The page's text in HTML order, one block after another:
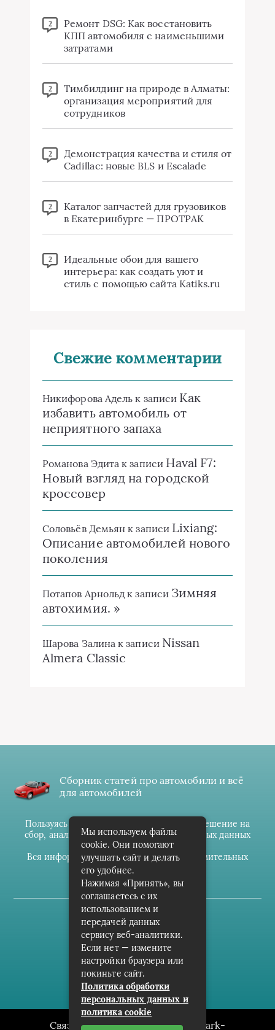
2
Ремонт DSG: Как восстановить
КПП автомобиля с наименьшими
затратами
2
Тимбилдинг на природе в Алматы:
организация мероприятий для
сотрудников
2
Демонстрация качества и стиля от
Cadillac: новые BLS и Escalade
2
Каталог запчастей для грузовиков
в Екатеринбурге — ПРОТРАК
2
Идеальные обои для вашего
интерьера: как создать уют и
стиль с помощью сайта Katiks.ru
Свежие комментарии
Никифорова Адель к записи Как
избавить автомобиль от
неприятного запаха
Романова Эдита к записи Haval F7:
Новый взгляд на городской
кроссовер
Соловьёв Демьян к записи Lixiang:
Описание автомобилей нового
поколения
Потапов Арнольд к записи Зимняя
автохимия. »
Шарова Залина к записи Nissan
Almera Classic
Сборник статей про автомобили и всё
для автомобилей
Пользуясь данным ресурсом вы даёте разрешение на
сбор, анализ и хранение своих персональных данных
согласноПравилам
Вся информация предоставлена в ознакомительных
целях.
(c) cpark-avto.ru
Карта сайта
О проекте
Архив
Связаться с редакцией сайта: cpark-
Мы используем файлы
cookie. Они помогают
улучшать сайт и делать
его удобнее.
Нажимая «Принять», вы
соглашаетесь с их
использованием и
передачей данных
сервису веб-аналитики.
Если нет — измените
настройки браузера или
покиньте сайт.
Политика обработки
персональных данных и
политика cookie